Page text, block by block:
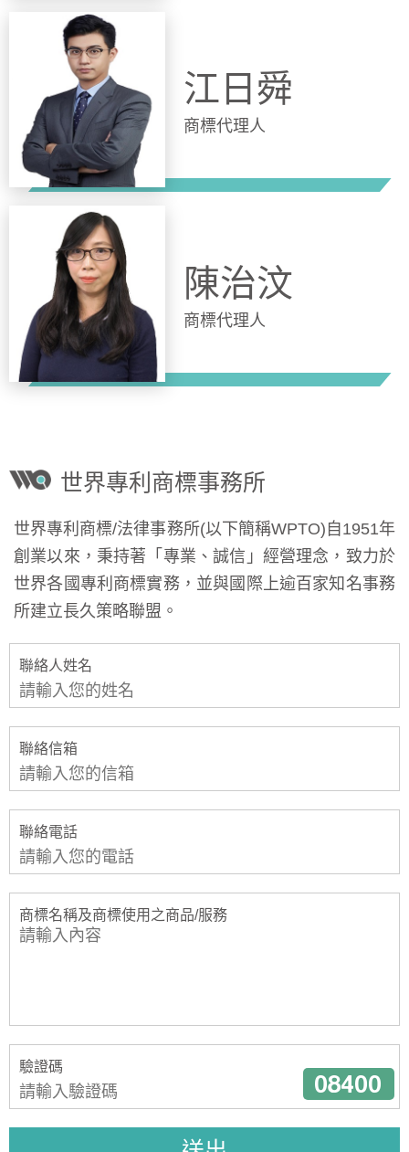
江日舜
商標代理人
陳治汶
商標代理人
世界專利商標事務所
世界專利商標/法律事務所(以下簡稱WPTO)自1951年
創業以來，秉持著「專業、誠信」經營理念，致力於
世界各國專利商標實務，並與國際上逾百家知名事務
所建立長久策略聯盟。
聯絡人姓名
聯絡信箱
聯絡電話
商標名稱及商標使用之商品/服務
驗證碼